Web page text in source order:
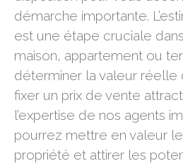
démarche importante.
est une étape cruciale
maison, appartement ou
déterminer la valeur
fixer un prix de vente
l’expertise de nos agents
pourrez mettre en valeur
propriété et attirer les